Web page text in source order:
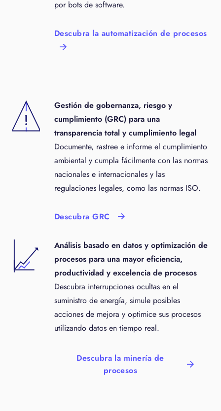
por bots de software.
Descubra la automatización de procesos
Gestión de gobernanza, riesgo y
cumplimiento (GRC) para una
transparencia total y cumplimiento legal
Documente, rastree e informe el cumplimiento
ambiental y cumpla fácilmente con las normas
nacionales e internacionales y las
regulaciones legales, como las normas ISO.
Descubra GRC
Análisis basado en datos y optimización de
procesos para una mayor eficiencia,
productividad y excelencia de procesos
Descubra interrupciones ocultas en el
suministro de energía, simule posibles
acciones de mejora y optimice sus procesos
utilizando datos en tiempo real.
Descubra la minería de
procesos